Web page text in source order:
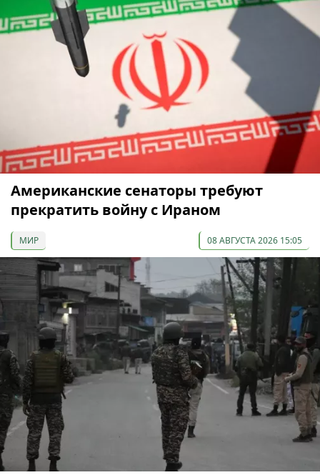
Американские сенаторы требуют
прекратить войну с Ираном
МИР 08 АВГУСТА 2026 15:05